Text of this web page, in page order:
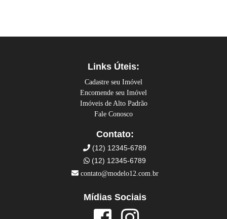
Links Úteis:
Cadastre seu Imóvel
Encomende seu Imóvel
Imóveis de Alto Padrão
Fale Conosco
Contato:
(12) 12345-6789
(12) 12345-6789
contato@modelo12.com.br
Mídias Sociais